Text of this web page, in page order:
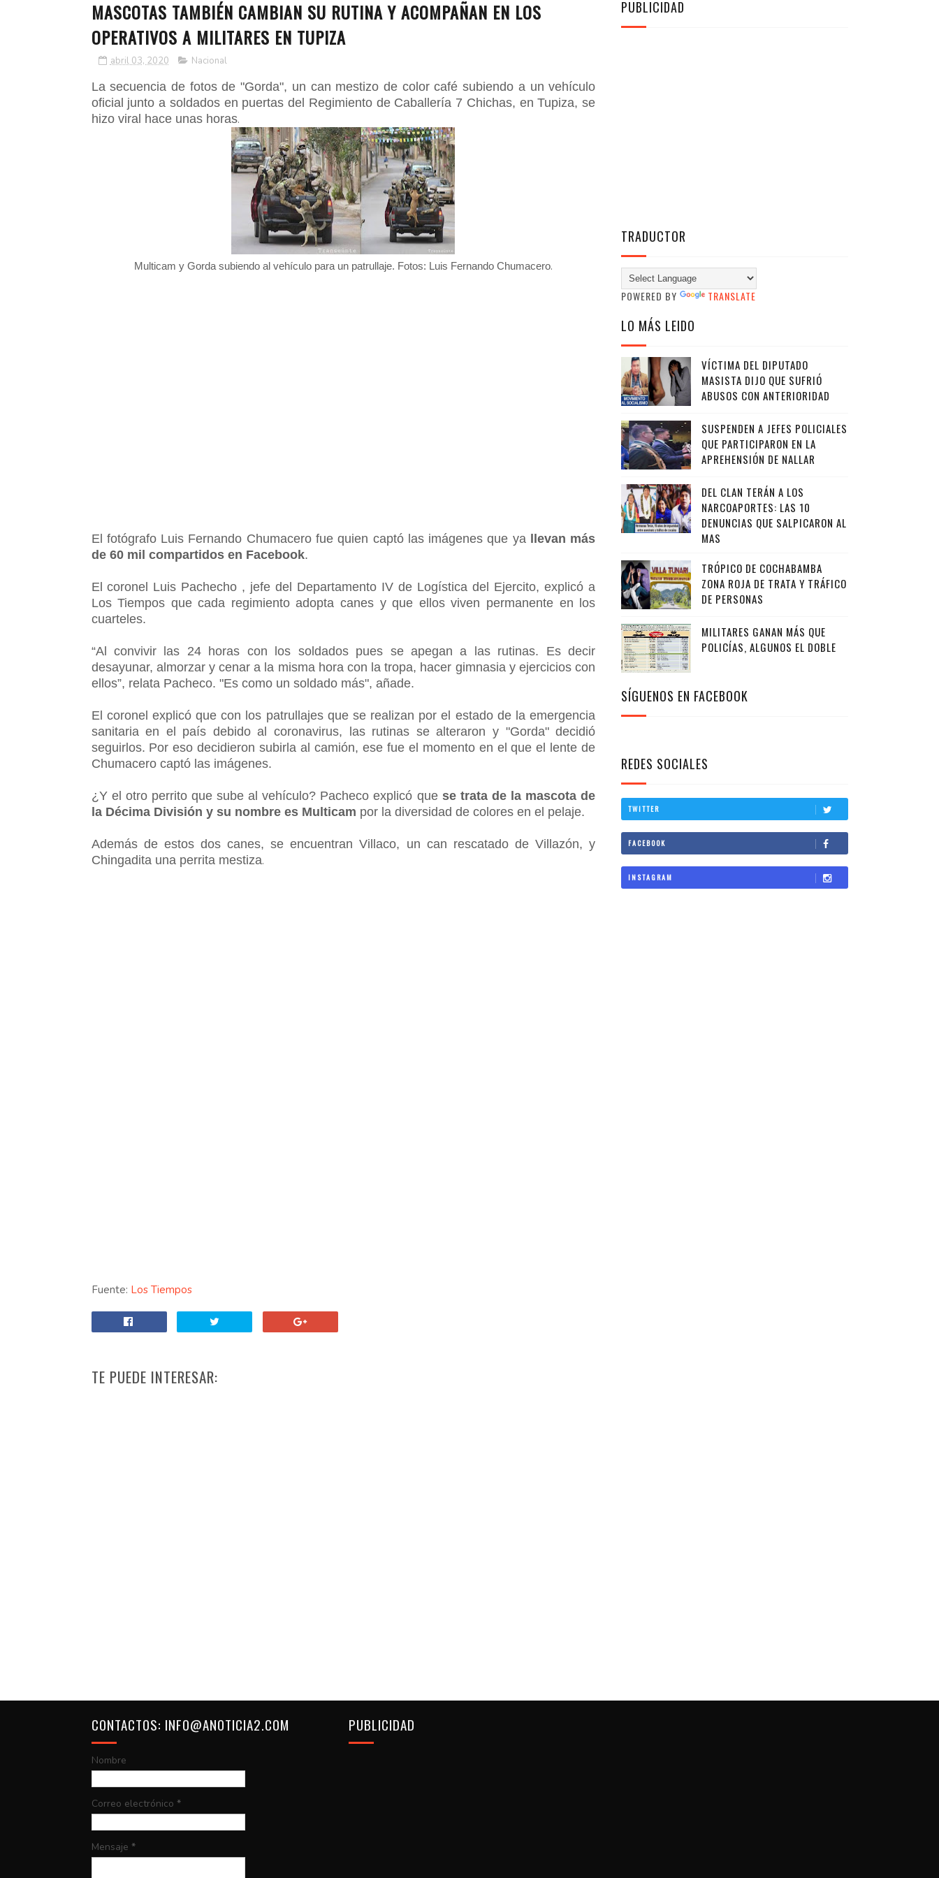
MASCOTAS TAMBIÉN CAMBIAN SU RUTINA Y ACOMPAÑAN EN LOS
OPERATIVOS A MILITARES EN TUPIZA
abril 03, 2020 Nacional
La secuencia de fotos de "Gorda", un can mestizo de color café subiendo a un vehículo
oficial junto a soldados en puertas del Regimiento de Caballería 7 Chichas, en Tupiza, se
hizo viral hace unas horas.
Multicam y Gorda subiendo al vehículo para un patrullaje. Fotos: Luis Fernando Chumacero.
El fotógrafo Luis Fernando Chumacero fue quien captó las imágenes que ya
llevan más
de 60 mil compartidos en Facebook.
El coronel Luis Pachecho , jefe del Departamento IV de Logística del Ejercito, explicó a
Los Tiempos que cada regimiento adopta canes y que ellos viven permanente en los
cuarteles.
“Al convivir las 24 horas con los soldados pues se apegan a las rutinas. Es decir
desayunar, almorzar y cenar a la misma hora con la tropa, hacer gimnasia y ejercicios con
ellos”, relata Pacheco. "Es como un soldado más", añade.
El coronel explicó que con los patrullajes que se realizan por el estado de la emergencia
sanitaria en el país debido al coronavirus, las rutinas se alteraron y "Gorda" decidió
seguirlos. Por eso decidieron subirla al camión, ese fue el momento en el que el lente de
Chumacero captó las imágenes.
¿Y el otro perrito que sube al vehículo? Pacheco explicó que se trata de la mascota de
la Décima División y su nombre es Multicam por la diversidad de colores en el pelaje.
Además de estos dos canes, se encuentran Villaco, un can rescatado de Villazón, y
Chingadita una perrita mestiza.
Fuente: Los Tiempos
TE PUEDE INTERESAR:
PUBLICIDAD
TRADUCTOR
POWERED BY TRANSLATE
LO MÁS LEIDO
VÍCTIMA DEL DIPUTADO
MASISTA DIJO QUE SUFRIÓ
ABUSOS CON ANTERIORIDAD
SUSPENDEN A JEFES POLICIALES
QUE PARTICIPARON EN LA
APREHENSIÓN DE NALLAR
DEL CLAN TERÁN A LOS
NARCOAPORTES: LAS 10
DENUNCIAS QUE SALPICARON AL
MAS
TRÓPICO DE COCHABAMBA
ZONA ROJA DE TRATA Y TRÁFICO
DE PERSONAS
MILITARES GANAN MÁS QUE
POLICÍAS, ALGUNOS EL DOBLE
SÍGUENOS EN FACEBOOK
REDES SOCIALES
TWITTER
FACEBOOK
INSTAGRAM
CONTACTOS: INFO@ANOTICIA2.COM
Nombre
Correo electrónico *
Mensaje *
PUBLICIDAD